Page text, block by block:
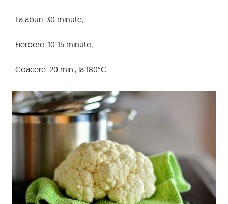
La aburi: 30 minute;
Fierbere: 10-15 minute;
Coacere: 20 min., la 180°C.